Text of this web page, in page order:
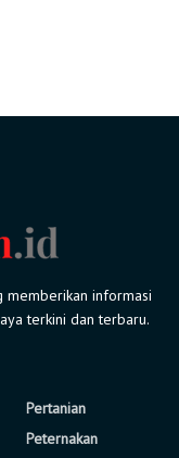
memberikan informasi
terkini dan terbaru.
Pertanian
Peternakan